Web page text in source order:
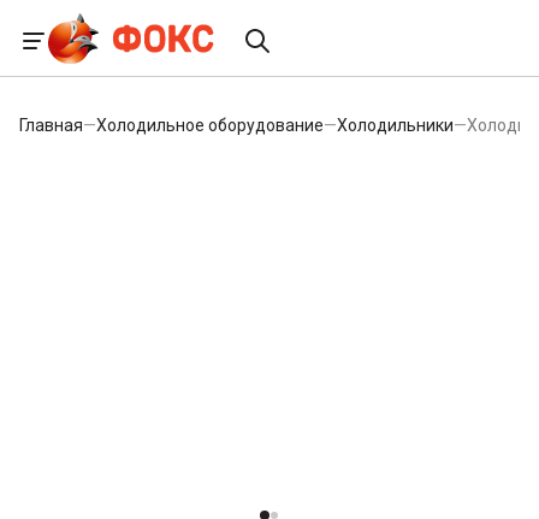
Главная—Холодильное оборудование—Холодильники—